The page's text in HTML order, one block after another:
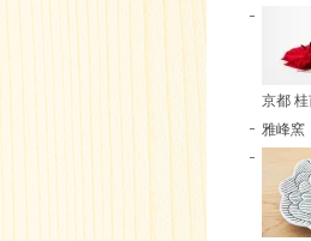
京都
雅峰窯